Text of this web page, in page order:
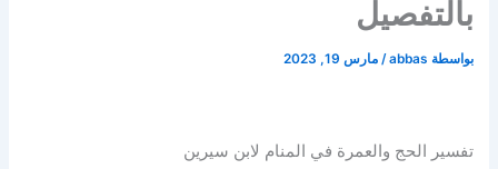
بالتفصيل
بواسطة abbas
/مارس 19, 2023
تفسير الحج والعمرة في المنام لابن سيرين